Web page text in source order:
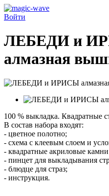
Войти
ЛЕБЕДИ и
алмазная
100 % выкладка. Квадратные
В состав набора входят:
- цветное полотно;
- схема с клеевым слоем и
- квадратные акриловые камни
- пинцет для выкладывания
- блюдце для страз;
- инструкция.